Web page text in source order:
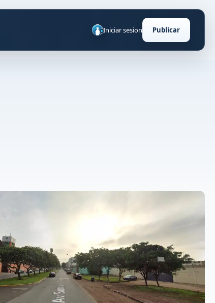
Iniciar sesion Publicar